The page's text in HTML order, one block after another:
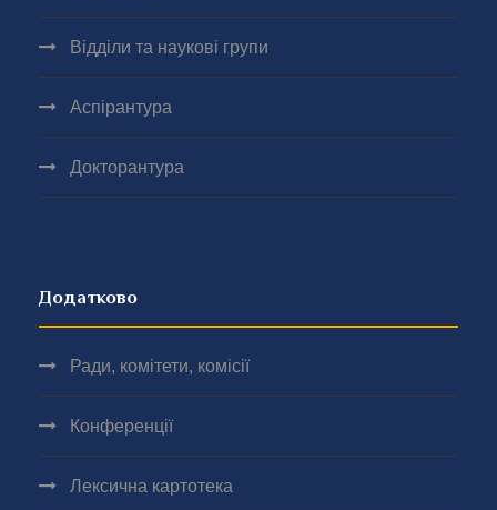
Відділи та наукові групи
Аспірантура
Докторантура
Додатково
Ради, комітети, комісії
Конференції
Лексична картотека